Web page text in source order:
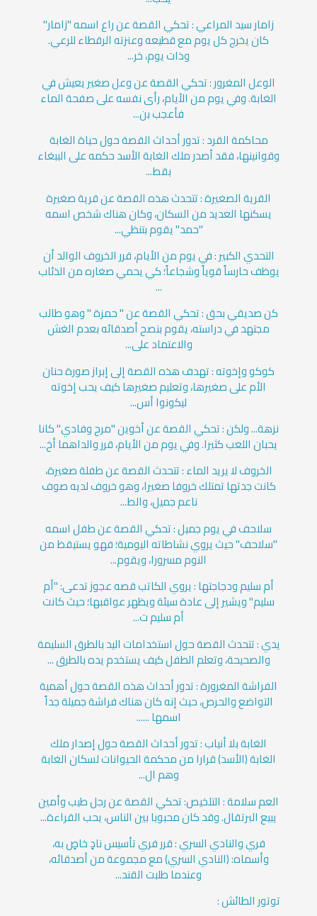
زامار سيد المراعي : تحكي القصة عن راع اسمه "زامار"
كان يخرج كل يوم مع قطيعه وعنزته الرقطاء للرعي.
وذات يوم، خر...
الوعل المغرور : تحكي القصة عن وعل صغير يعيش في
الغابة. وفي يوم من الأيام، رأى نفسه على صفحة الماء
فأعجب بن...
محاكمة القرد : تدور أحداث القصة حول حياة الغابة
وقوانينها، فقد أصدر ملك الغابة الأسد حكمه على الببغاء
بقط...
القرية الصغيرة : تتحدث هذه القصة عن قرية صغيرة
يسكنها العديد من السكان، وكان هناك شخص اسمه
"حمد" يقوم بتنظي...
التحدي الكبير : في يوم من الأيام، قرر الخروف الوالد أن
يوظف حارساً قوياً وشجاعاً؛ كي يحمي صغاره من الذئاب
...
كن صديقي بحق : تحكي القصة عن " حمزة " وهو طالب
مجتهد في دراسته، يقوم بنصح أصدقائه بعدم الغش
والاعتماد على...
كوكو وإخوته : تهدف هذه القصة إلى إبراز صورة حنان
الأم على صغيرها، وتعليم صغيرها كيف يحب إخوته
ليكونوا أس...
نزهة... ولكن : تحكي القصة عن أخوين "مرح وفادي" كانا
يحبان اللعب كثيرا. وفي يوم من الأيام، قرر والداهما أخ...
الخروف لا يريد الماء : تتحدث القصة عن طفلة صغيرة،
كانت جدتها تمتلك خروفا صغيرا، وهو خروف لديه صوف
ناعم جميل، والط...
سلاحف في يوم جميل : تحكي القصة عن طفل اسمه
"سلاحف" حيث يروي نشاطاته اليومية؛ فهو يستيقظ من
النوم مسرورا، ويقوم...
أم سليم ودجاجتها : يروي الكاتب قصه عجوز تدعى: "أم
سليم" ويشير إلى عادة سيئة ويظهر عواقبها؛ حيث كانت
أم سليم ت...
يدي : تتحدث القصة حول استخدامات اليد بالطرق السليمة
والصحيحة، وتعلم الطفل كيف يستخدم يده بالطرق ...
الفراشة المغرورة : تدور أحداث هذه القصة حول أهمية
التواضع والحرص، حيث إنه كان هناك فراشة جميلة جداً
اسمها ......
الغابة بلا أنياب : تدور أحداث القصة حول إصدار ملك
الغابة (الأسد) قرارا من محكمة الحيوانات لسكان الغابة
وهم ال...
العم سلامة : التلخيص: تحكي القصة عن رجل طيب وأمين
يبيع البرتقال. وقد كان محبوبا بين الناس، يحب القراءة...
فري والنادي السري : قرر فري تأسيس نادٍ خاصٍ به،
وأسماه: (النادي السري) مع مجموعة من أصدقائه،
وعندما طلبت القند...
توتور الطائش :